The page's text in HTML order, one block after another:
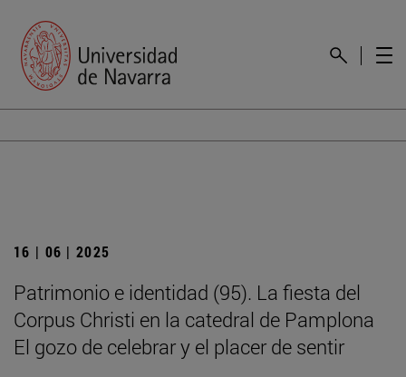
16 | 06 | 2025
Patrimonio e identidad (95). La fiesta del
Corpus Christi en la catedral de Pamplona
El gozo de celebrar y el placer de sentir